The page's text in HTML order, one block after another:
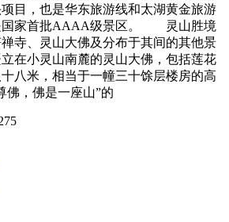
目，也是华东旅游线和太湖黄金旅游
国家首批AAAA级景区。 灵山胜境
寺、灵山大佛及分布于其间的其他景
在小灵山南麓的灵山大佛，包括莲花
八米，相当于一幢三十馀层楼房的高
佛，佛是一座山”的